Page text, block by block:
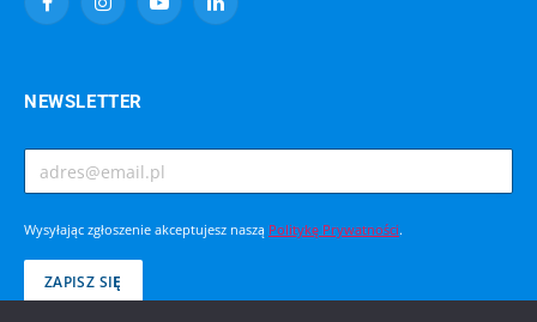
FacebookInstagramYouTubeLinkedIn
NEWSLETTER
Wysyłając zgłoszenie akceptujesz naszą Politykę Prywatności.